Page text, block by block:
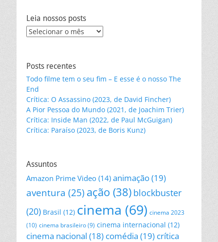
Leia nossos posts
Leia
Posts recentes
Todo filme tem o seu fim – E esse é o nosso The
End
Crítica: O Assassino (2023, de David Fincher)
A Pior Pessoa do Mundo (2021, de Joachim Trier)
Crítica: Inside Man (2022, de Paul McGuigan)
Crítica: Paraíso (2023, de Boris Kunz)
Assuntos
Amazon Prime Video (14) animação(19)
aventura (25) ação (38) blockbuster
(20) Brasil (12) cinema (69) cinema 2023
(10) cinema brasileiro (9) cinema internacional (12)
cinema nacional (18) comédia (19) crítica